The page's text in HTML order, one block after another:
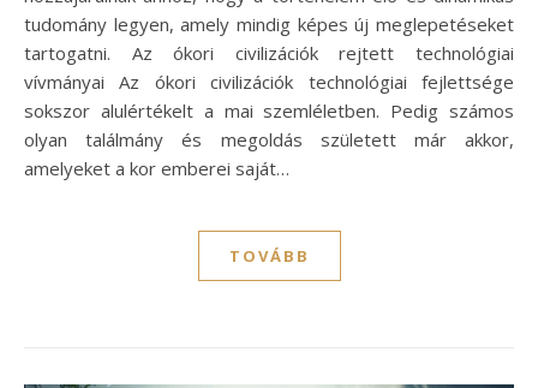
tudomány legyen, amely mindig képes új meglepetéseket
tartogatni. Az ókori civilizációk rejtett technológiai
vívmányai Az ókori civilizációk technológiai fejlettsége
sokszor alulértékelt a mai szemléletben. Pedig számos
olyan találmány és megoldás született már akkor,
amelyeket a kor emberei saját…
TOVÁBB